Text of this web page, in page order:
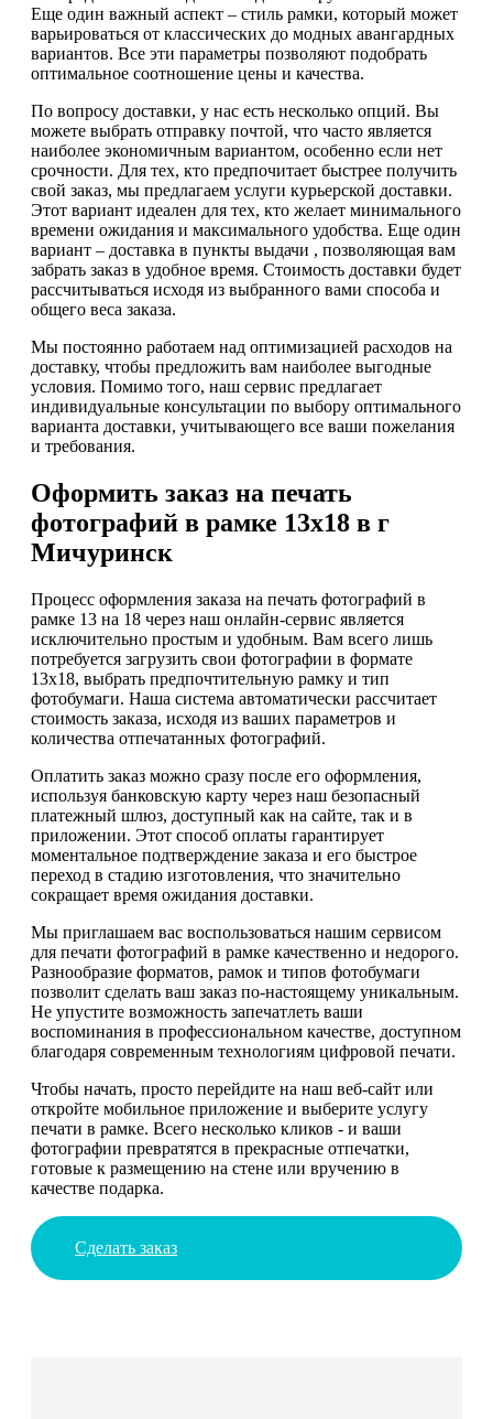
Еще один важный аспект – стиль рамки, который может
варьироваться от классических до модных авангардных
вариантов. Все эти параметры позволяют подобрать
оптимальное соотношение цены и качества.
По вопросу доставки, у нас есть несколько опций. Вы
можете выбрать отправку почтой, что часто является
наиболее экономичным вариантом, особенно если нет
срочности. Для тех, кто предпочитает быстрее получить
свой заказ, мы предлагаем услуги курьерской доставки.
Этот вариант идеален для тех, кто желает минимального
времени ожидания и максимального удобства. Еще один
вариант – доставка в пункты выдачи , позволяющая вам
забрать заказ в удобное время. Стоимость доставки будет
рассчитываться исходя из выбранного вами способа и
общего веса заказа.
Мы постоянно работаем над оптимизацией расходов на
доставку, чтобы предложить вам наиболее выгодные
условия. Помимо того, наш сервис предлагает
индивидуальные консультации по выбору оптимального
варианта доставки, учитывающего все ваши пожелания
и требования.
Оформить заказ на печать
фотографий в рамке 13х18 в г
Мичуринск
Процесс оформления заказа на печать фотографий в
рамке 13 на 18 через наш онлайн-сервис является
исключительно простым и удобным. Вам всего лишь
потребуется загрузить свои фотографии в формате
13х18, выбрать предпочтительную рамку и тип
фотобумаги. Наша система автоматически рассчитает
стоимость заказа, исходя из ваших параметров и
количества отпечатанных фотографий.
Оплатить заказ можно сразу после его оформления,
используя банковскую карту через наш безопасный
платежный шлюз, доступный как на сайте, так и в
приложении. Этот способ оплаты гарантирует
моментальное подтверждение заказа и его быстрое
переход в стадию изготовления, что значительно
сокращает время ожидания доставки.
Мы приглашаем вас воспользоваться нашим сервисом
для печати фотографий в рамке качественно и недорого.
Разнообразие форматов, рамок и типов фотобумаги
позволит сделать ваш заказ по-настоящему уникальным.
Не упустите возможность запечатлеть ваши
воспоминания в профессиональном качестве, доступном
благодаря современным технологиям цифровой печати.
Чтобы начать, просто перейдите на наш веб-сайт или
откройте мобильное приложение и выберите услугу
печати в рамке. Всего несколько кликов - и ваши
фотографии превратятся в прекрасные отпечатки,
готовые к размещению на стене или вручению в
качестве подарка.
Сделать заказ